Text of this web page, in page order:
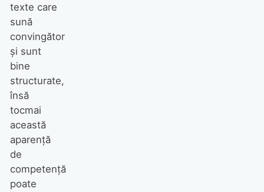
texte care
sună
convingător
și sunt
bine
structurate,
însă
tocmai
această
aparență
de
competență
poate